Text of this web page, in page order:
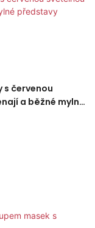
s červenou
a běžné mylné